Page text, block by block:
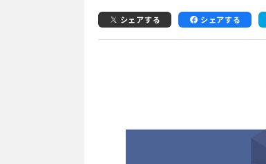
シェアする シェアする